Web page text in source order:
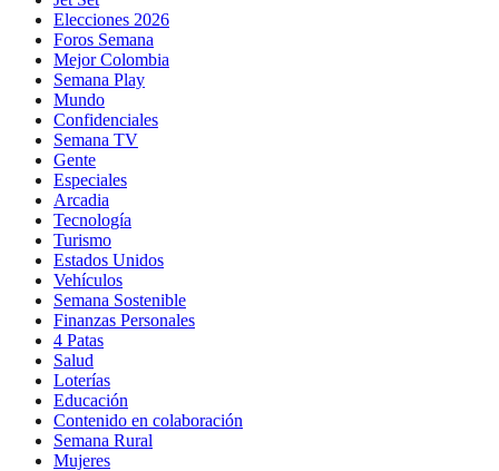
Elecciones 2026
Foros Semana
Mejor Colombia
Semana Play
Mundo
Confidenciales
Semana TV
Gente
Especiales
Arcadia
Tecnología
Turismo
Estados Unidos
Vehículos
Semana Sostenible
Finanzas Personales
4 Patas
Salud
Loterías
Educación
Contenido en colaboración
Semana Rural
Mujeres